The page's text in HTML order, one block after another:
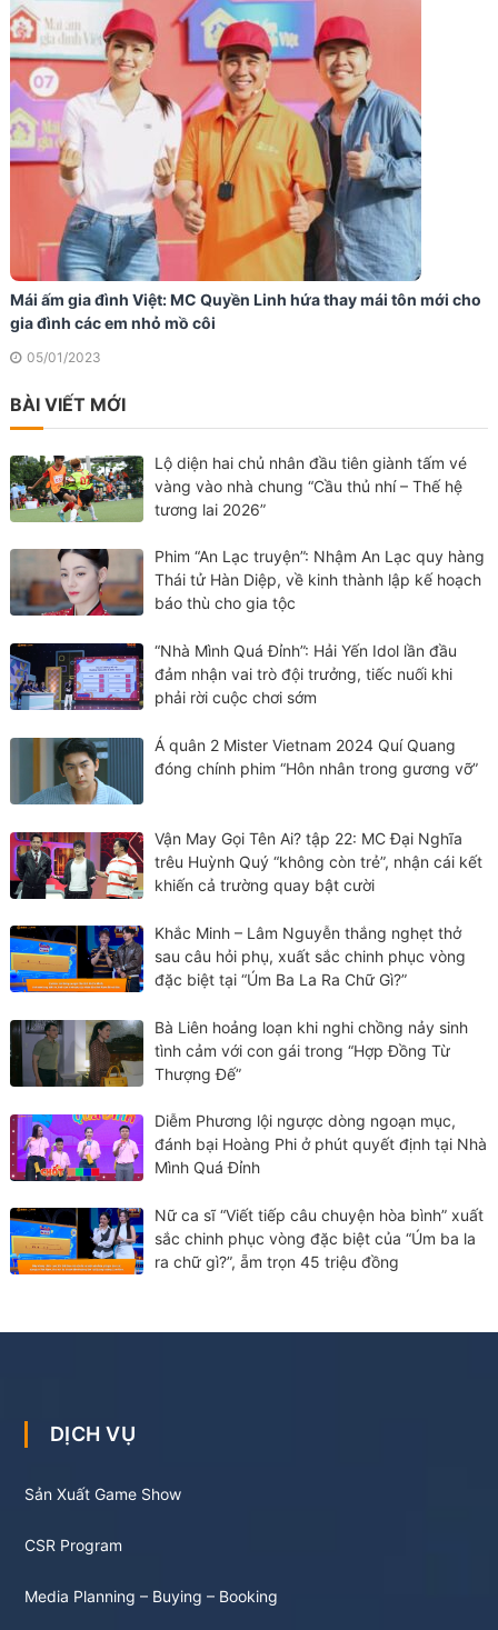
Mái ấm gia đình Việt: MC Quyền Linh hứa thay mái tôn mới cho
gia đình các em nhỏ mồ côi
05/01/2023
BÀI VIẾT MỚI
Lộ diện hai chủ nhân đầu tiên giành tấm vé
vàng vào nhà chung “Cầu thủ nhí – Thế hệ
tương lai 2026”
Phim “An Lạc truyện”: Nhậm An Lạc quy hàng
Thái tử Hàn Diệp, về kinh thành lập kế hoạch
báo thù cho gia tộc
“Nhà Mình Quá Đỉnh”: Hải Yến Idol lần đầu
đảm nhận vai trò đội trưởng, tiếc nuối khi
phải rời cuộc chơi sớm
Á quân 2 Mister Vietnam 2024 Quí Quang
đóng chính phim “Hôn nhân trong gương vỡ”
Vận May Gọi Tên Ai? tập 22: MC Đại Nghĩa
trêu Huỳnh Quý “không còn trẻ”, nhận cái kết
khiến cả trường quay bật cười
Khắc Minh – Lâm Nguyễn thắng nghẹt thở
sau câu hỏi phụ, xuất sắc chinh phục vòng
đặc biệt tại “Úm Ba La Ra Chữ Gì?”
Bà Liên hoảng loạn khi nghi chồng nảy sinh
tình cảm với con gái trong “Hợp Đồng Từ
Thượng Đế”
Diễm Phương lội ngược dòng ngoạn mục,
đánh bại Hoàng Phi ở phút quyết định tại Nhà
Mình Quá Đỉnh
Nữ ca sĩ “Viết tiếp câu chuyện hòa bình” xuất
sắc chinh phục vòng đặc biệt của “Úm ba la
ra chữ gì?”, ẵm trọn 45 triệu đồng
DỊCH VỤ
Sản Xuất Game Show
CSR Program
Media Planning – Buying – Booking